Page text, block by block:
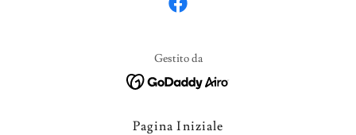
Gestito da
Pagina Iniziale